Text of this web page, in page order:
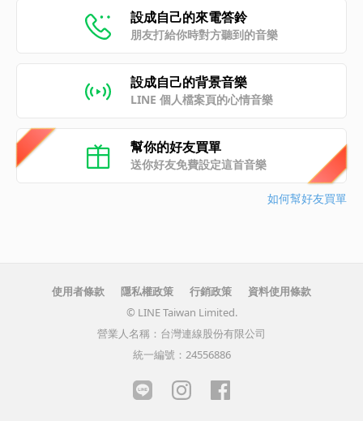
設成自己的來電答鈴
朋友打給你時對方聽到的音樂
設成自己的背景音樂
LINE 個人檔案頁的心情音樂
幫你的好友買單
送你好友免費設定這首音樂
如何幫好友買單
使用者條款 隱私權政策 行銷政策
資料使用條款
© LINE Taiwan Limited.
營業人名稱：台灣連線股份有限公司
統一編號：24556886